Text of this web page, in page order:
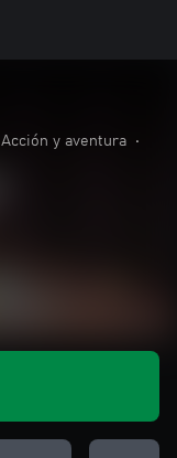
Acción y aventura
•